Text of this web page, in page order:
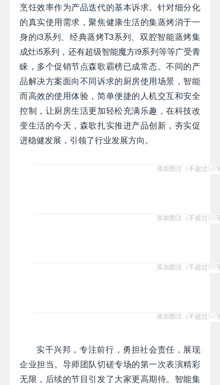
烹饪效率作为产品迭代的基本诉求。针对细分化
的真实使用需求，聚焦健康生活的集蒸烤消于一
身的i3系列、经典蒸烤T3系列、双腔智能蒸烤集
成灶i5系列，还有超级智能魔方i9系列等等广受青
睐，多个促销节点森歌霸榜已成常态。不同的产
品解决方案面向不同诉求的厨房使用场景，智能
而高效的使用体验，简单便捷的人机交互和安全
控制，让厨房生活更加轻松充满乐趣，在科技改
变生活的今天，森歌扎实推进产品创新，夯实促
进稳健发展，引领了行业发展方向。
实干兴邦，专注前行，勇担社会责任，展现
企业担当。导师团队切磋专场的第一次表演精彩
无限，后续的节目引发了大家更高期待。智能集